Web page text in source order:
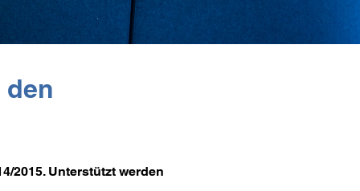
2015. Unterstützt werden